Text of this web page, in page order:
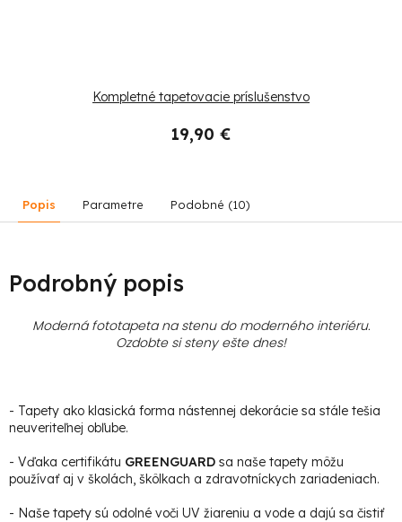
Kompletné tapetovacie príslušenstvo
19,90 €
Popis Parametre Podobné (10)
Podrobný popis
Moderná fototapeta na stenu do moderného interiéru.
Ozdobte si steny ešte dnes!
- Tapety ako klasická forma nástennej dekorácie sa stále tešia
neuveriteľnej obľube.
- Vďaka certifikátu GREENGUARD sa naše tapety môžu
používať aj v školách, škôlkach a zdravotníckych zariadeniach.
- Naše tapety sú odolné voči UV žiareniu a vode a dajú sa čistiť